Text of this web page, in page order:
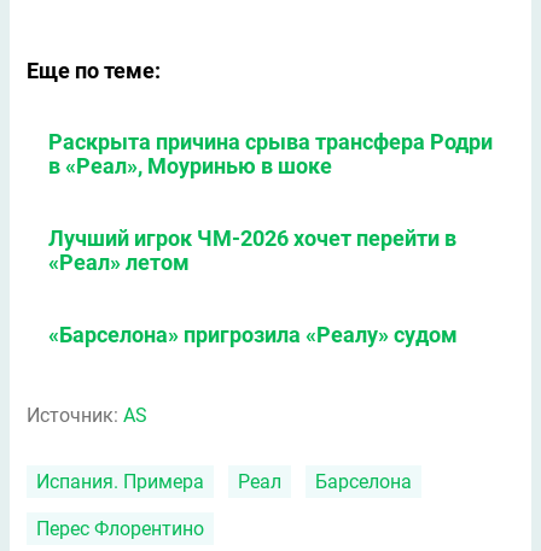
Еще по теме:
Раскрыта причина срыва трансфера Родри
в «Реал», Моуринью в шоке
Лучший игрок ЧМ-2026 хочет перейти в
«Реал» летом
«Барселона» пригрозила «Реалу» судом
Источник: AS
Испания. Примера Реал Барселона
Перес Флорентино